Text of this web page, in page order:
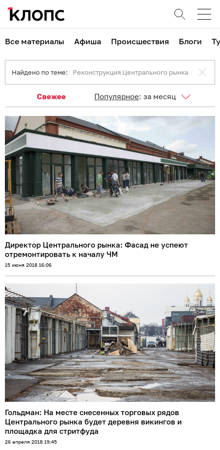
Все материалы Афиша Происшествия Блоги
Найдено по теме: Реконструкция Центрального рынка
Свежее Популярное: за месяц
Директор Центрального рынка: Фасад не успеют
отремонтировать к началу ЧМ
15 июня 2018 16:06
Гольдман: На месте снесенных торговых рядов
Центрального рынка будет деревня викингов и
площадка для стритфуда
26 апреля 2018 19:45